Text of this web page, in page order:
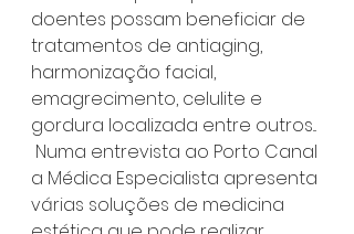
doentes possam beneficiar de
tratamentos de antiaging,
harmonização facial,
emagrecimento, celulite e
gordura localizada entre outros...
Numa entrevista ao Porto Canal
a Médica Especialista apresenta
várias soluções de medicina